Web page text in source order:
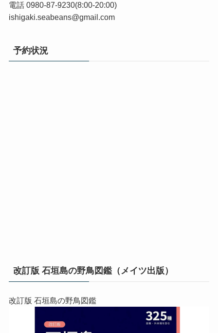
電話 0980-87-9230(8:00-20:00)
ishigaki.seabeans@gmail.com
予約状況
改訂版 石垣島の野鳥図鑑（メイツ出版）
改訂版 石垣島の野鳥図鑑